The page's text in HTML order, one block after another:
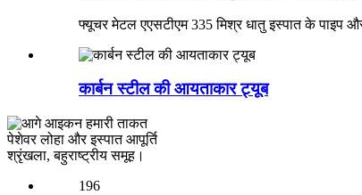
फ्यूचर मेटल एएसटीएम 335 मिश्र धातु इस्पात के पाइप
कार्बन स्टील की आयताकार ट्यूब
हमारी ताकत
पेशेवर लोहा और इस्पात आपूर्ति
श्रृंखला, बहुराष्ट्रीय समूह।
196